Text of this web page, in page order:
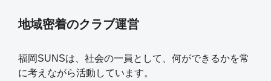
地域密着のクラブ運営
福岡SUNSは、社会の一員として、何ができるかを常
に考えながら活動しています。